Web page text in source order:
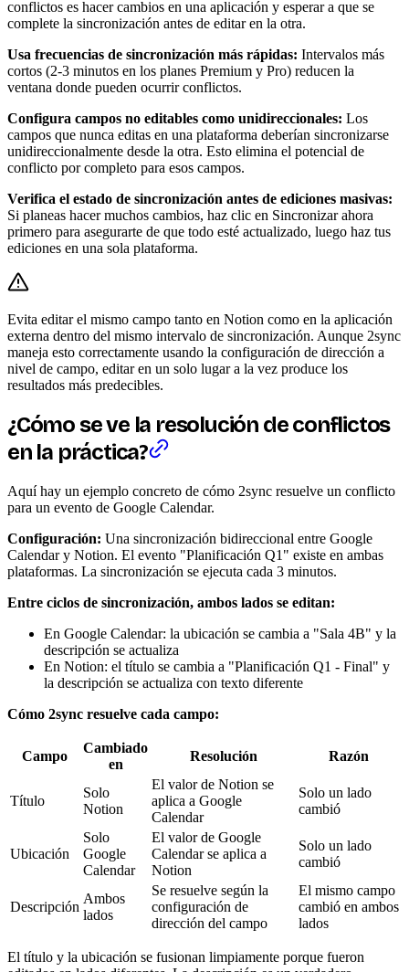
conflictos es hacer cambios en una aplicación y esperar a que se
complete la sincronización antes de editar en la otra.
Usa frecuencias de sincronización más rápidas: Intervalos más
cortos (2-3 minutos en los planes Premium y Pro) reducen la
ventana donde pueden ocurrir conflictos.
Configura campos no editables como unidireccionales: Los
campos que nunca editas en una plataforma deberían sincronizarse
unidireccionalmente desde la otra. Esto elimina el potencial de
conflicto por completo para esos campos.
Verifica el estado de sincronización antes de ediciones masivas:
Si planeas hacer muchos cambios, haz clic en Sincronizar ahora
primero para asegurarte de que todo esté actualizado, luego haz tus
ediciones en una sola plataforma.
Evita editar el mismo campo tanto en Notion como en la aplicación
externa dentro del mismo intervalo de sincronización. Aunque 2sync
maneja esto correctamente usando la configuración de dirección a
nivel de campo, editar en un solo lugar a la vez produce los
resultados más predecibles.
¿Cómo se ve la resolución de conflictos
en la práctica?
Aquí hay un ejemplo concreto de cómo 2sync resuelve un conflicto
para un evento de Google Calendar.
Configuración: Una sincronización bidireccional entre Google
Calendar y Notion. El evento "Planificación Q1" existe en ambas
plataformas. La sincronización se ejecuta cada 3 minutos.
Entre ciclos de sincronización, ambos lados se editan:
En Google Calendar: la ubicación se cambia a "Sala 4B" y la
descripción se actualiza
En Notion: el título se cambia a "Planificación Q1 - Final" y
la descripción se actualiza con texto diferente
Cómo 2sync resuelve cada campo:
Campo
Cambiado
en
Resolución Razón
Título
Solo
Notion
El valor de Notion se
aplica a Google
Calendar
Solo un lado
cambió
Ubicación
Solo
Google
Calendar
El valor de Google
Calendar se aplica a
Notion
Solo un lado
cambió
Descripción
Ambos
lados
Se resuelve según la
configuración de
dirección del campo
El mismo campo
cambió en ambos
lados
El título y la ubicación se fusionan limpiamente porque fueron